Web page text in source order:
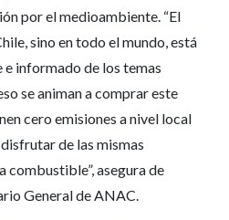
por el medioambiente. “El
sino en todo el mundo, está
e informado de los temas
se animan a comprar este
cero emisiones a nivel local
de las mismas
combustible”, asegura de
General de ANAC.